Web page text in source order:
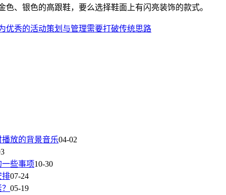
、银色的高跟鞋，要么选择鞋面上有闪亮装饰的款式。
优秀的活动策划与管理需要打破传统思路
放的背景音乐04-02
些事项10-30
排07-24
05-19